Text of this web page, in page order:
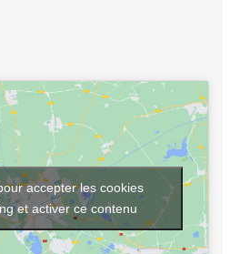
accepter les cookies
et activer ce contenu